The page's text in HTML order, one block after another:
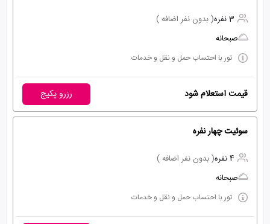
3 نفره
( بدون نفر اضافه )
صبحانه
تور با احتساب حمل و نقل و خدمات
قیمت استعلام شود رزرو پکیج
سوئیت چهار نفره
4 نفره
( بدون نفر اضافه )
صبحانه
تور با احتساب حمل و نقل و خدمات